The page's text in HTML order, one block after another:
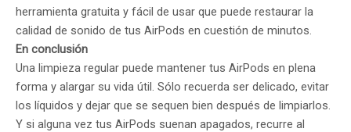
herramienta gratuita y fácil de usar que puede restaurar la
calidad de sonido de tus AirPods en cuestión de minutos.
En conclusión
Una limpieza regular puede mantener tus AirPods en plena
forma y alargar su vida útil. Sólo recuerda ser delicado, evitar
los líquidos y dejar que se sequen bien después de limpiarlos.
Y si alguna vez tus AirPods suenan apagados, recurre al